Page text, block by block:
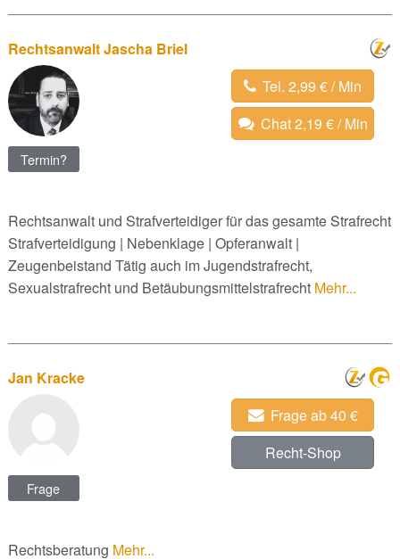
Rechtsanwalt Jascha Briel
Termin?
Tel. 2,99 € / Min
Chat 2,19 € / Min
Rechtsanwalt und Strafverteidiger für das gesamte Strafrecht
Strafverteidigung | Nebenklage | Opferanwalt |
Zeugenbeistand Tätig auch im Jugendstrafrecht,
Sexualstrafrecht und Betäubungsmittelstrafrecht Mehr...
Jan Kracke
Frage
Frage ab 40 €
Recht-Shop
Rechtsberatung Mehr...